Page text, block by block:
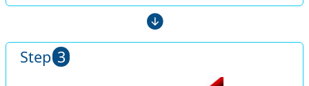
Step 3